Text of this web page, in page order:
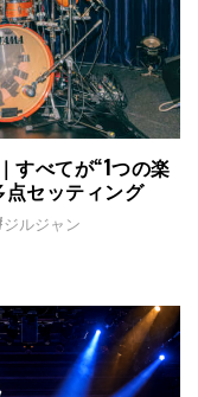
すべてが“1つの楽
セッティング
ルジャン